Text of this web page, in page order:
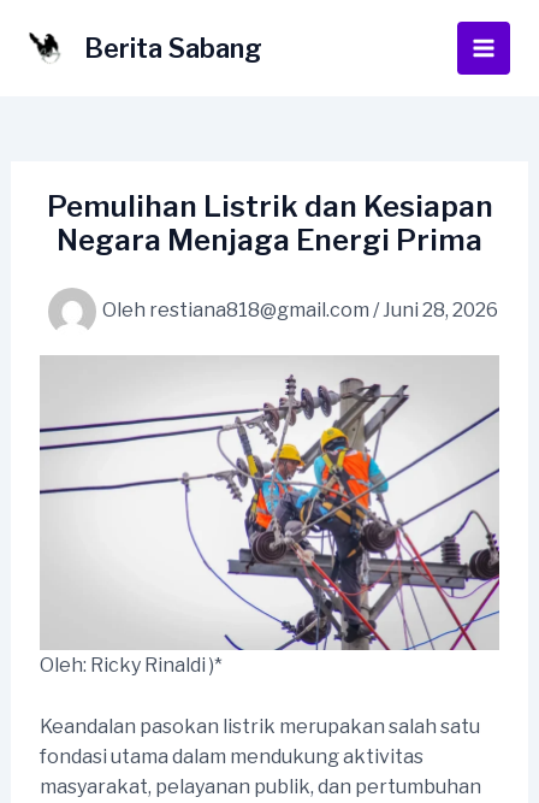
Berita Sabang
Main
Pemulihan Listrik dan Kesiapan
Negara Menjaga Energi Prima
Oleh restiana818@gmail.com /Juni 28, 2026
Oleh: Ricky Rinaldi )*
Keandalan pasokan listrik merupakan salah satu
fondasi utama dalam mendukung aktivitas
masyarakat, pelayanan publik, dan pertumbuhan